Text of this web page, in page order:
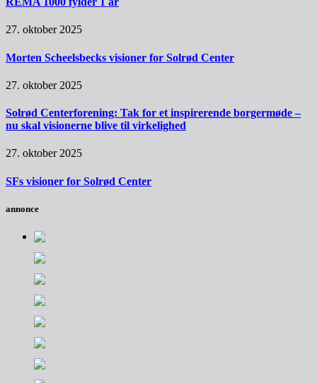
27. oktober 2025
Morten Scheelsbecks visioner for Solrød Center
27. oktober 2025
Solrød Centerforening: Tak for et inspirerende borgermøde –
nu skal visionerne blive til virkelighed
27. oktober 2025
SFs visioner for Solrød Center
annonce